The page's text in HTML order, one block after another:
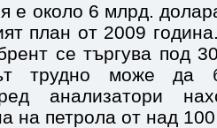
е около 6 млрд.
план от 2009
се търгува под
трудно може да
анализатори
на петрола от над